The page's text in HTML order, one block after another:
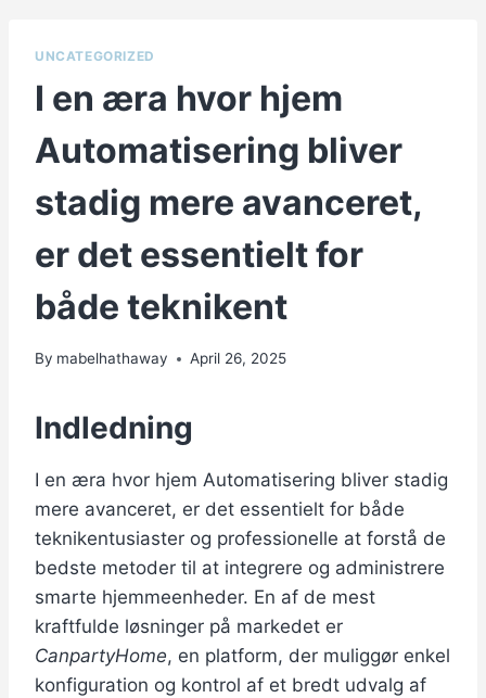
UNCATEGORIZED
I en æra hvor hjem
Automatisering bliver
stadig mere avanceret,
er det essentielt for
både teknikent
By mabelhathaway April 26, 2025
Indledning
I en æra hvor hjem Automatisering bliver stadig
mere avanceret, er det essentielt for både
teknikentusiaster og professionelle at forstå de
bedste metoder til at integrere og administrere
smarte hjemmeenheder. En af de mest
kraftfulde løsninger på markedet er
CanpartyHome, en platform, der muliggør enkel
konfiguration og kontrol af et bredt udvalg af